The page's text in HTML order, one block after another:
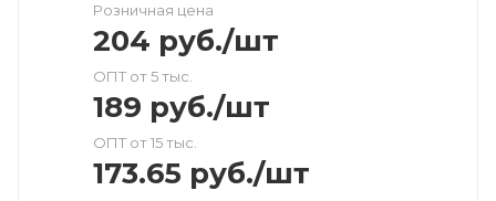
Розничная цена
204 руб./шт
ОПТ от 5 тыс.
189 руб./шт
ОПТ от 15 тыс.
173.65 руб./шт